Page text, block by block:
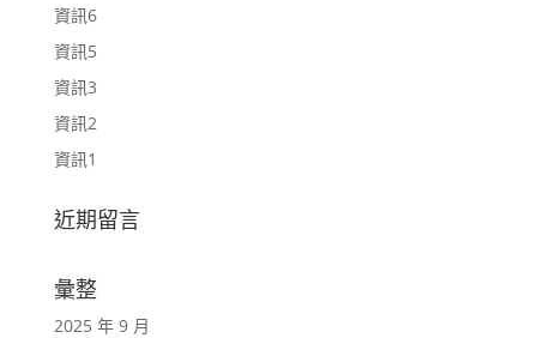
資訊6
資訊5
資訊3
資訊2
資訊1
近期留言
彙整
2025 年 9 月